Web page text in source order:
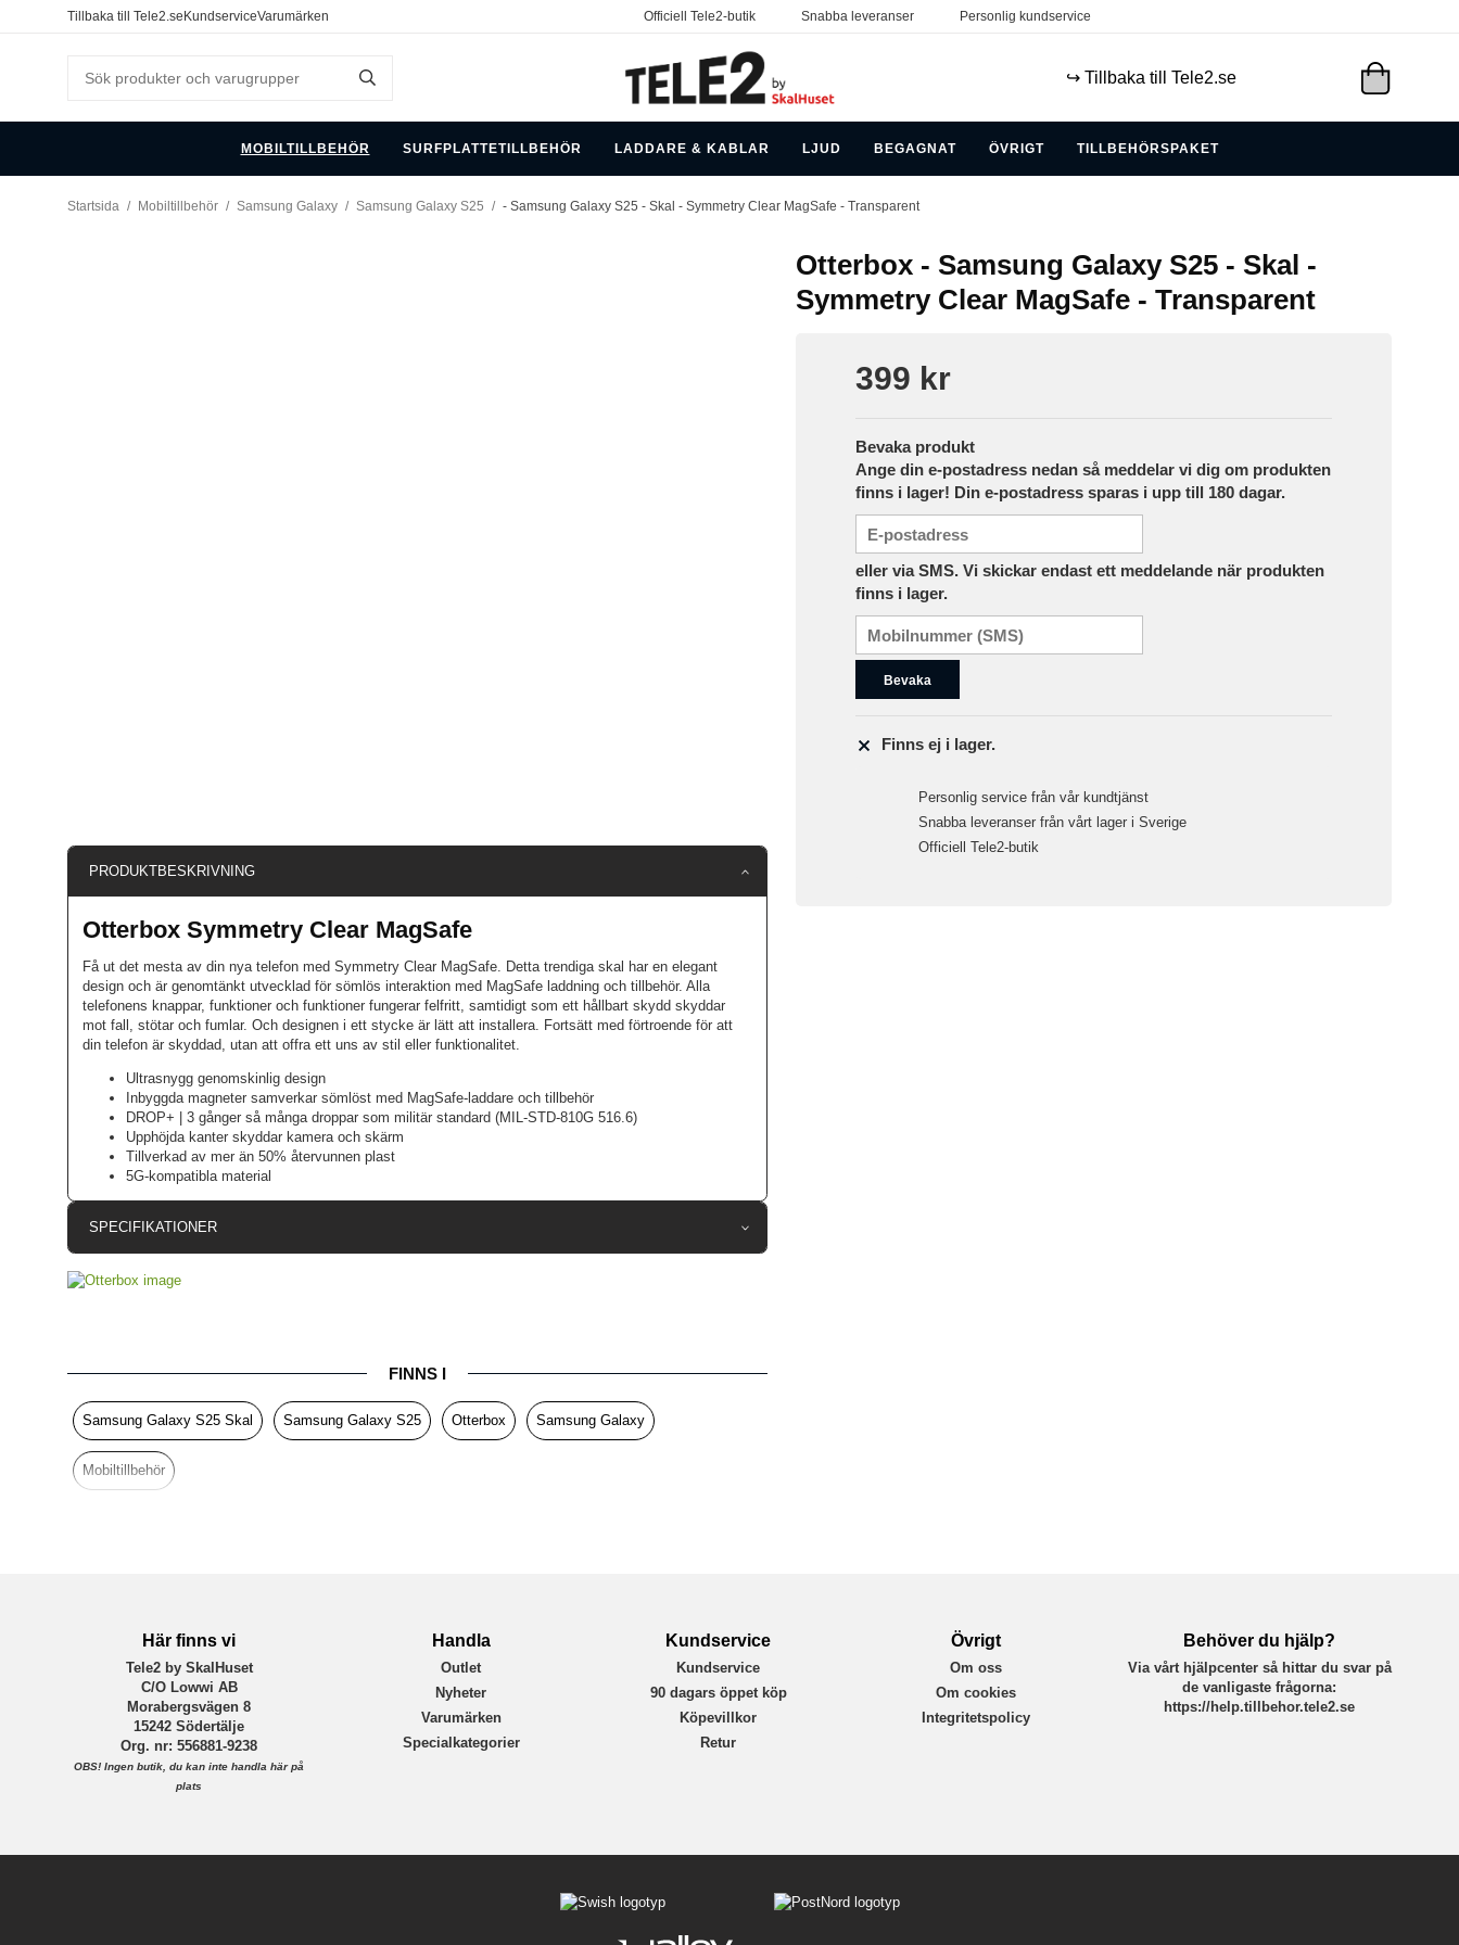
Tillbaka till Tele2.seKundserviceVarumärken Officiell Tele2-butik Snabba leveranser Personlig kundservice
↪️ Tillbaka till Tele2.se
MOBILTILLBEHÖR SURFPLATTETILLBEHÖR LADDARE & KABLAR LJUD BEGAGNAT ÖVRIGT TILLBEHÖRSPAKET
Startsida / Mobiltillbehör / Samsung Galaxy / Samsung Galaxy S25 / - Samsung Galaxy S25 - Skal - Symmetry Clear MagSafe - Transparent
Otterbox - Samsung Galaxy S25 - Skal -
Symmetry Clear MagSafe - Transparent
399 kr
Bevaka produkt
Ange din e-postadress nedan så meddelar vi dig om produkten
finns i lager! Din e-postadress sparas i upp till 180 dagar.
eller via SMS. Vi skickar endast ett meddelande när produkten
finns i lager.
Bevaka
Finns ej i lager.
Personlig service från vår kundtjänst
Snabba leveranser från vårt lager i Sverige
Officiell Tele2-butik
PRODUKTBESKRIVNING
Otterbox Symmetry Clear MagSafe
Få ut det mesta av din nya telefon med Symmetry Clear MagSafe. Detta trendiga skal har en elegant
design och är genomtänkt utvecklad för sömlös interaktion med MagSafe laddning och tillbehör. Alla
telefonens knappar, funktioner och funktioner fungerar felfritt, samtidigt som ett hållbart skydd skyddar
mot fall, stötar och fumlar. Och designen i ett stycke är lätt att installera. Fortsätt med förtroende för att
din telefon är skyddad, utan att offra ett uns av stil eller funktionalitet.
Ultrasnygg genomskinlig design
Inbyggda magneter samverkar sömlöst med MagSafe-laddare och tillbehör
DROP+ | 3 gånger så många droppar som militär standard (MIL-STD-810G 516.6)
Upphöjda kanter skyddar kamera och skärm
Tillverkad av mer än 50% återvunnen plast
5G-kompatibla material
SPECIFIKATIONER
Egenskaper MagSafe-kompatibel, Stöttålig
Färg
Material Hårdplast (PC), Mjukplast (TPU)
Varumärke
FINNS I
Samsung Galaxy S25 Skal Samsung Galaxy S25 Otterbox Samsung Galaxy
Mobiltillbehör
Här finns vi
Tele2 by SkalHuset
C/O Lowwi AB
Morabergsvägen 8
15242 Södertälje
Org. nr: 556881-9238
OBS! Ingen butik, du kan inte handla här på
plats
Handla
Outlet
Nyheter
Varumärken
Specialkategorier
Kundservice
Kundservice
90 dagars öppet köp
Köpevillkor
Retur
Övrigt
Om oss
Om cookies
Integritetspolicy
Behöver du hjälp?
Via vårt hjälpcenter så hittar du svar på
de vanligaste frågorna:
https://help.tillbehor.tele2.se